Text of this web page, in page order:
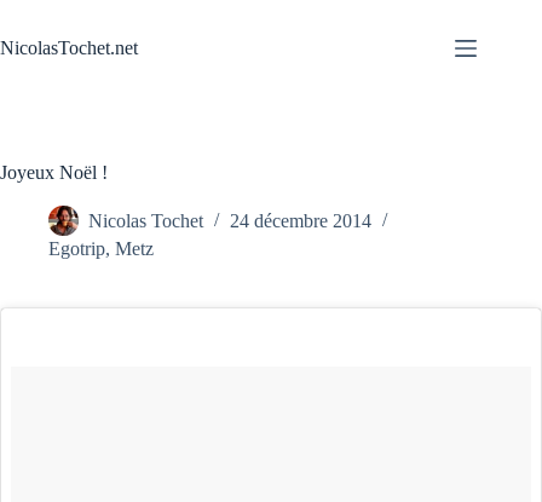
contenu
NicolasTochet.net
Joyeux Noël !
Nicolas Tochet
24 décembre 2014
Egotrip, Metz